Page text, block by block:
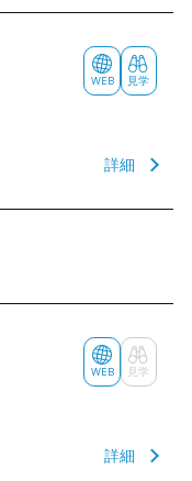
WEB 見学
詳細
WEB 見学
詳細